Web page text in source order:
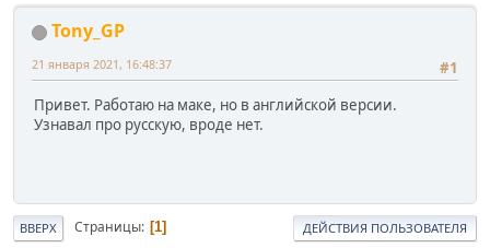
Tony_GP
#1
21 января 2021, 16:48:37
Привет. Работаю на маке, но в английской версии.
Узнавал про русскую, вроде нет.
ВВЕРХ Страницы 1 ДЕЙСТВИЯ ПОЛЬЗОВАТЕЛЯ